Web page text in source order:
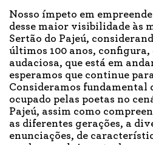
Nosso ímpeto em
desse maior visibilidade às
Sertão do Pajeú,
últimos 100 anos, configura,
audaciosa, que está em
esperamos que continue
Consideramos fundamental
ocupado pelas poetas no
Pajeú, assim como
as diferentes gerações, a
enunciações, de